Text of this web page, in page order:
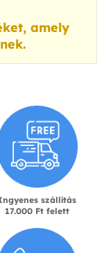
amely
szállítás
17.000 Ft felett